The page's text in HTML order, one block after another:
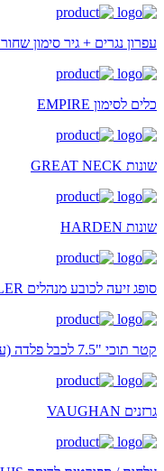
עפרון נגרים + גיר סימון שחור VAUGHAN
כלים לסימון EMPIRE
שונות GREAT NECK
שונות HARDEN
סופג זיעה לכובע מנהלים LOCKWEILER
קטר תוכי "7.5 לכבל פלדה (עד 6 מ"מ) HIT
גרזנים VAUGHAN